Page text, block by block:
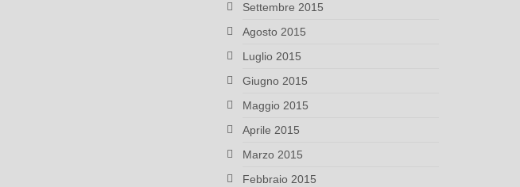
Settembre 2015
Agosto 2015
Luglio 2015
Giugno 2015
Maggio 2015
Aprile 2015
Marzo 2015
Febbraio 2015